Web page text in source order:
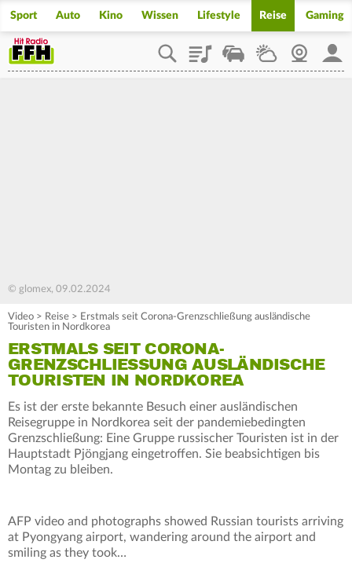
Sport Auto Kino Wissen Lifestyle Reise Gaming
PlaylistStaupilotWetterWebcam
© glomex, 09.02.2024
Video > Reise > Erstmals seit Corona-Grenzschließung ausländische
Touristen in Nordkorea
ERSTMALS SEIT CORONA-
GRENZSCHLIESSUNG AUSLÄNDISCHE T
OURISTEN IN NORDKOREA
Es ist der erste bekannte Besuch einer ausländischen
Reisegruppe in Nordkorea seit der pandemiebedingten
Grenzschließung: Eine Gruppe russischer Touristen ist in der
Hauptstadt Pjöngjang eingetroffen. Sie beabsichtigen bis
Montag zu bleiben.
AFP video and photographs showed Russian tourists arriving
at Pyongyang airport, wandering around the airport and
smiling as they took…